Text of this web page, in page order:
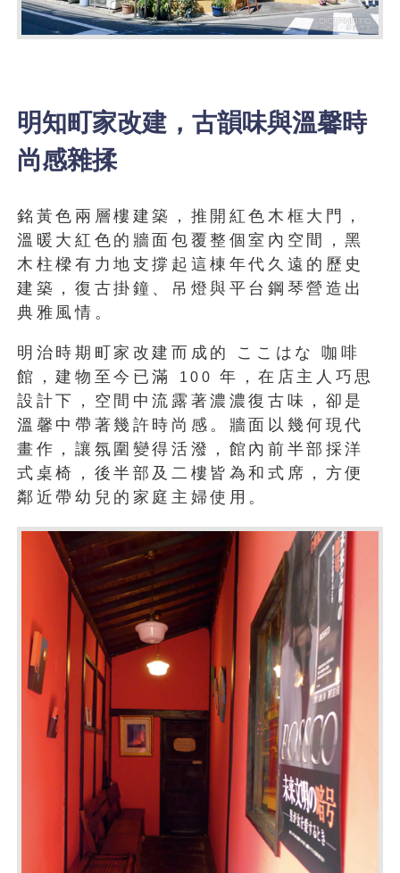
明知町家改建，古韻味與溫馨時
尚感雜揉
銘黃色兩層樓建築，推開紅色木框大門，
溫暖大紅色的牆面包覆整個室內空間，黑
木柱樑有力地支撐起這棟年代久遠的歷史
建築，復古掛鐘、吊燈與平台鋼琴營造出
典雅風情。
明治時期町家改建而成的 ここはな 咖啡
館，建物至今已滿
100 年，在店主人巧思
設計下，空間中流露著濃濃復古味，卻是
溫馨中帶著幾許時尚感。牆面以幾何現代
畫作，讓氛圍變得活潑，館內前半部採洋
式桌椅，後半部及二樓皆為和式席，方便
鄰近帶幼兒的家庭主婦使用。